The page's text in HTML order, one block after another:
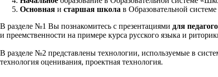
Основная и старшая школа в Образовательной
В разделе №1 Вы познакомитесь с презентациями для
и преемственности на примере курса русского языка и
В разделе №2 представлены технологии, используемые в
технология оценивания, проектная технология.